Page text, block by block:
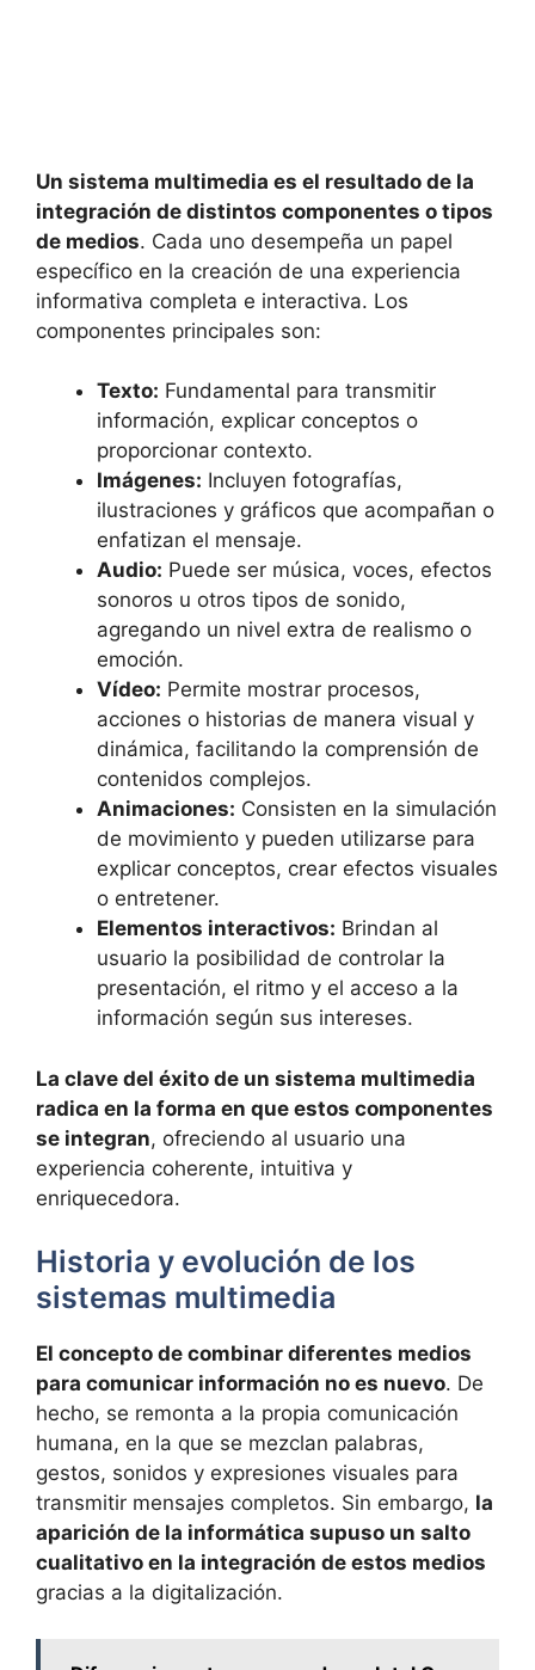
Un sistema multimedia es el resultado de la
integración de distintos componentes o tipos
de medios. Cada uno desempeña un papel
específico en la creación de una experiencia
informativa completa e interactiva. Los
componentes principales son:
Texto: Fundamental para transmitir
información, explicar conceptos o
proporcionar contexto.
Imágenes: Incluyen fotografías,
ilustraciones y gráficos que acompañan o
enfatizan el mensaje.
Audio: Puede ser música, voces, efectos
sonoros u otros tipos de sonido,
agregando un nivel extra de realismo o
emoción.
Vídeo: Permite mostrar procesos,
acciones o historias de manera visual y
dinámica, facilitando la comprensión de
contenidos complejos.
Animaciones: Consisten en la simulación
de movimiento y pueden utilizarse para
explicar conceptos, crear efectos visuales
o entretener.
Elementos interactivos: Brindan al
usuario la posibilidad de controlar la
presentación, el ritmo y el acceso a la
información según sus intereses.
La clave del éxito de un sistema multimedia
radica en la forma en que estos componentes
se integran, ofreciendo al usuario una
experiencia coherente, intuitiva y
enriquecedora.
Historia y evolución de los
sistemas multimedia
El concepto de combinar diferentes medios
para comunicar información no es nuevo. De
hecho, se remonta a la propia comunicación
humana, en la que se mezclan palabras,
gestos, sonidos y expresiones visuales para
transmitir mensajes completos. Sin embargo, la
aparición de la informática supuso un salto
cualitativo en la integración de estos medios
gracias a la digitalización.